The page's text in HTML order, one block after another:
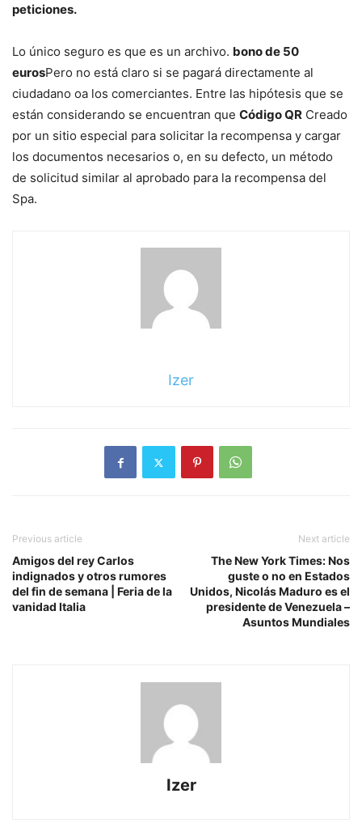
peticiones.
Lo único seguro es que es un archivo. bono de 50
eurosPero no está claro si se pagará directamente al
ciudadano oa los comerciantes. Entre las hipótesis que se
están considerando se encuentran que Código QR Creado
por un sitio especial para solicitar la recompensa y cargar
los documentos necesarios o, en su defecto, un método
de solicitud similar al aprobado para la recompensa del
Spa.
Izer
Previous article
Amigos del rey Carlos
indignados y otros rumores
del fin de semana | Feria de la
vanidad Italia
Next article
The New York Times: Nos
guste o no en Estados
Unidos, Nicolás Maduro es el
presidente de Venezuela –
Asuntos Mundiales
Izer